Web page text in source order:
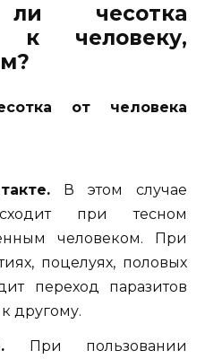
ли чесотка
к человеку,
от человека
В этом случае
при тесном
человеком. При
поцелуях, половых
переход паразитов
другому.
При пользовании